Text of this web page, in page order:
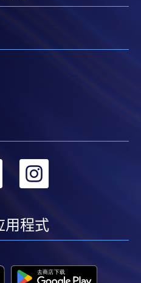
转
linkedin
转
用程式